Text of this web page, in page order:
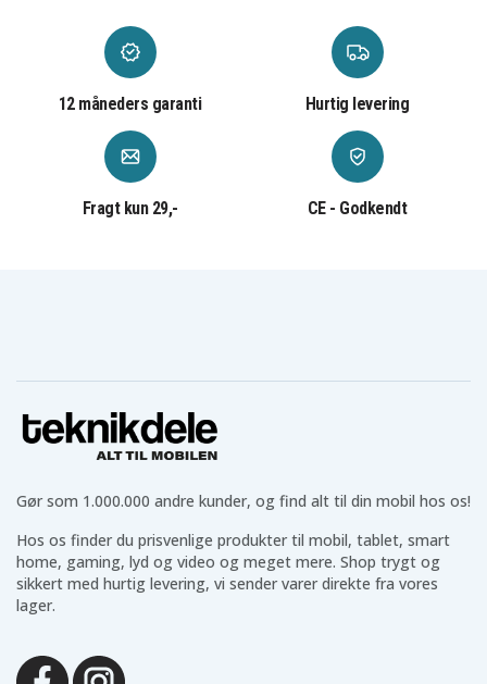
12 måneders garanti Hurtig levering
Fragt kun 29,- CE - Godkendt
Gør som 1.000.000 andre kunder, og find alt til din mobil hos os!
Hos os finder du prisvenlige produkter til mobil, tablet, smart
home, gaming, lyd og video og meget mere. Shop trygt og
sikkert med hurtig levering, vi sender varer direkte fra vores
lager.